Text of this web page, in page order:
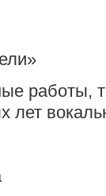
работы,